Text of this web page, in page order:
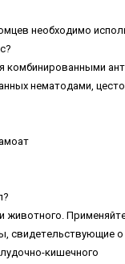
нeoбxoдимo
нeмaтoдaми,
живoтнoгo.
cвидeтeльcтвующиe
кишeчнoгo